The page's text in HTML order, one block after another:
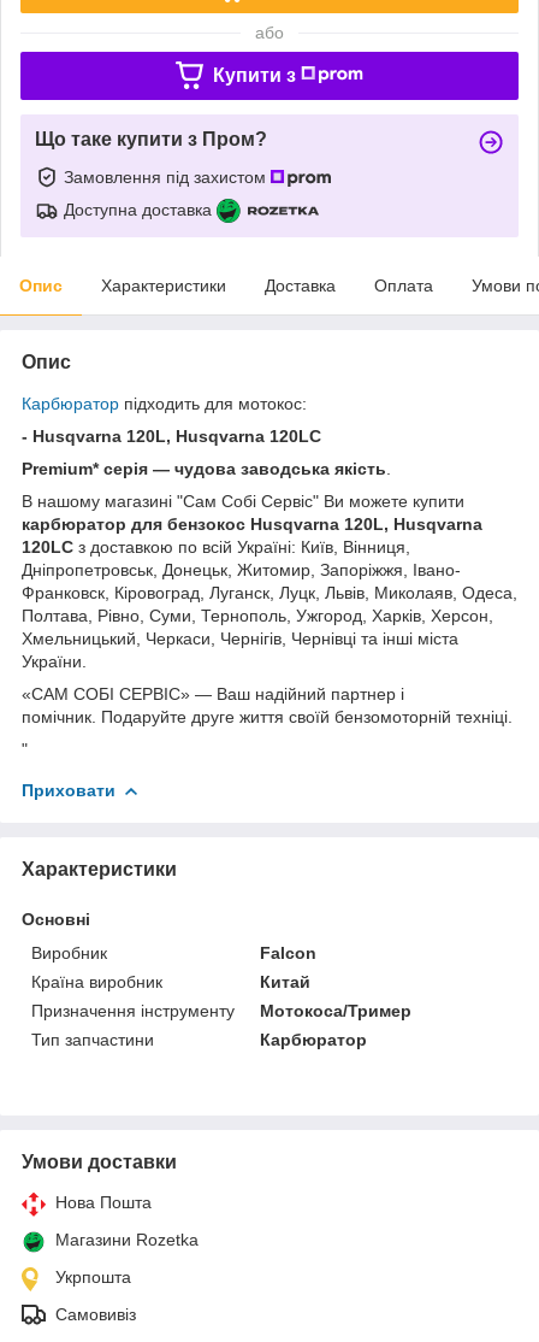
або
Купити з
Що таке купити з Пром?
Замовлення під захистом
Доступна доставка
Опис Характеристики Доставка Оплата Умови
Опис
Карбюратор підходить для мотокос:
- Husqvarna 120L, Husqvarna 120LC
Premium* серія — чудова заводська якість
В нашому магазині "Сам Собі Сервіс" Ви можете купити
карбюратор для бензокос Husqvarna 120L, Husqvarna
120LC з доставкою по всій Україні: Київ, Вінниця,
Дніпропетровськ, Донецьк, Житомир, Запоріжжя, Івано-
Франковск, Кіровоград, Луганск, Луцк, Львів, Миколаяв, Одеса,
Полтава, Рівно, Суми, Тернополь, Ужгород, Харків, Херсон,
Хмельницький, Черкаси, Чернігів, Чернівці та інші міста
України.
«САМ СОБІ СЕРВІС» — Ваш надійний партнер і
помічник. Подаруйте друге життя своїй бензомоторній техніці.
"
Приховати
Характеристики
Основні
Виробник
Falcon
Країна виробник
Китай
Призначення інструменту
Мотокоса/Тример
Тип запчастини
Карбюратор
Умови доставки
Нова Пошта
Магазини Rozetka
Укрпошта
Самовивіз